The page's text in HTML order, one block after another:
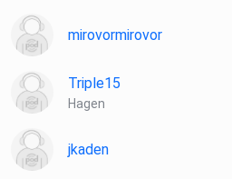
mirovormirovor
Triple15
Hagen
jkaden